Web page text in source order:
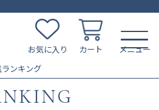
お気に入り
カート
ンキング